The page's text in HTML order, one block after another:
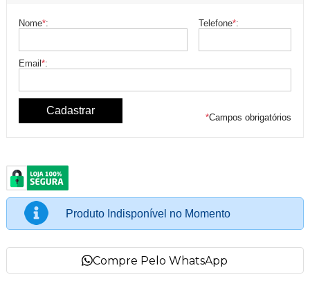
Nome*: Telefone*:
Email*:
*Campos obrigatórios
Produto Indisponível no Momento
Compre Pelo WhatsApp